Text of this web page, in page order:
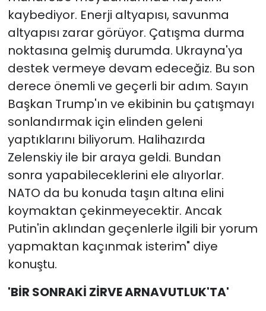
kaybediyor. Enerji altyapısı, savunma
altyapısı zarar görüyor. Çatışma durma
noktasına gelmiş durumda. Ukrayna'ya
destek vermeye devam edeceğiz. Bu son
derece önemli ve geçerli bir adım. Sayın
Başkan Trump'ın ve ekibinin bu çatışmayı
sonlandırmak için elinden geleni
yaptıklarını biliyorum. Halihazırda
Zelenskiy ile bir araya geldi. Bundan
sonra yapabileceklerini ele alıyorlar.
NATO da bu konuda taşın altına elini
koymaktan çekinmeyecektir. Ancak
Putin'in aklından geçenlerle ilgili bir yorum
yapmaktan kaçınmak isterim" diye
konuştu.
'BİR SONRAKİ ZİRVE ARNAVUTLUK'TA'